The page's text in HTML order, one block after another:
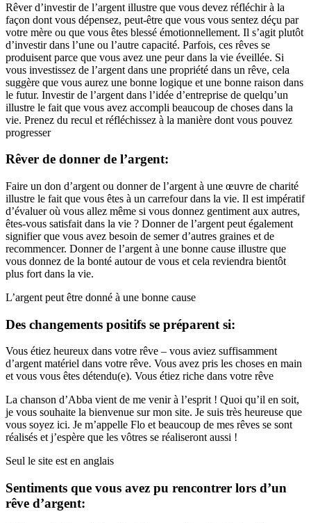
Rêver d’investir de l’argent illustre que vous devez réfléchir à la
façon dont vous dépensez, peut-être que vous vous sentez déçu par
votre mère ou que vous êtes blessé émotionnellement. Il s’agit plutôt
d’investir dans l’une ou l’autre capacité. Parfois, ces rêves se
produisent parce que vous avez une peur dans la vie éveillée. Si
vous investissez de l’argent dans une propriété dans un rêve, cela
suggère que vous aurez une bonne logique et une bonne raison dans
le futur. Investir de l’argent dans l’idée d’entreprise de quelqu’un
illustre le fait que vous avez accompli beaucoup de choses dans la
vie. Prenez du recul et réfléchissez à la manière dont vous pouvez
progresser
Rêver de donner de l’argent:
Faire un don d’argent ou donner de l’argent à une œuvre de charité
illustre le fait que vous êtes à un carrefour dans la vie. Il est impératif
d’évaluer où vous allez même si vous donnez gentiment aux autres,
êtes-vous satisfait dans la vie ? Donner de l’argent peut également
signifier que vous avez besoin de semer d’autres graines et de
recommencer. Donner de l’argent à une bonne cause illustre que
vous donnez de la bonté autour de vous et cela reviendra bientôt
plus fort dans la vie.
L’argent peut être donné à une bonne cause
Des changements positifs se préparent si:
Vous étiez heureux dans votre rêve – vous aviez suffisamment
d’argent matériel dans votre rêve. Vous avez pris les choses en main
et vous vous êtes détendu(e). Vous étiez riche dans votre rêve
La chanson d’Abba vient de me venir à l’esprit ! Quoi qu’il en soit,
je vous souhaite la bienvenue sur mon site. Je suis très heureuse que
vous soyez ici. Je m’appelle Flo et beaucoup de mes rêves se sont
réalisés et j’espère que les vôtres se réaliseront aussi !
Seul le site est en anglais
Sentiments que vous avez pu rencontrer lors d’un
rêve d’argent: